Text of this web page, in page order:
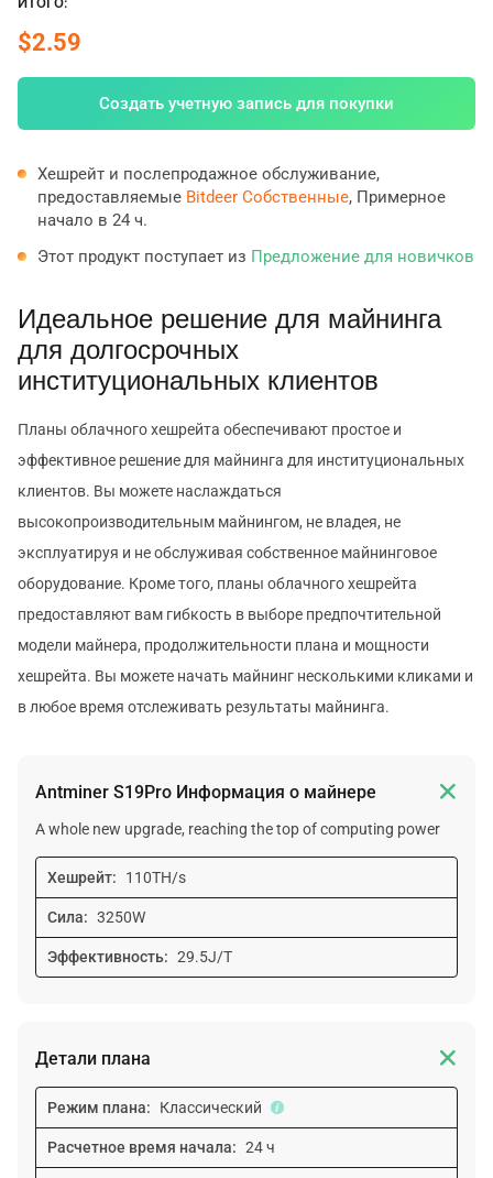
$2.59
Создать учетную запись для покупки
Хешрейт и послепродажное обслуживание,
предоставляемые Bitdeer Собственные, Примерное
начало в 24 ч.
Этот продукт поступает из Предложение для новичков
Идеальное решение для майнинга
для долгосрочных
институциональных клиентов
Планы облачного хешрейта обеспечивают простое и
эффективное решение для майнинга для институциональных
клиентов. Вы можете наслаждаться
высокопроизводительным майнингом, не владея, не
эксплуатируя и не обслуживая собственное майнинговое
оборудование. Кроме того, планы облачного хешрейта
предоставляют вам гибкость в выборе предпочтительной
модели майнера, продолжительности плана и мощности
хешрейта. Вы можете начать майнинг несколькими кликами и
в любое время отслеживать результаты майнинга.
Antminer S19Pro Информация о майнере 
A whole new upgrade, reaching the top of computing power
Хешрейт: 110TH/s
Сила: 3250W
Эффективность: 29.5J/T
Детали плана 
Режим плана: Классический
Расчетное время начала: 24 ч